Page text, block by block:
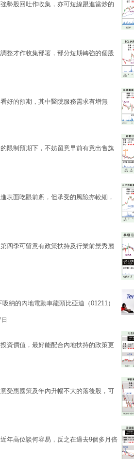
勢股回吐作收集，亦可短線跟進當炒的
整才作收集部署，部分短期轉強的個股
好的預期，其中醫院服務需求有增無
限制預期下，不妨留意早前有意出售旗
表面吃眼前虧，但承受的風險亦較細，
四季可留意有政策扶持及行業前景秀麗
吸納的內地電動車龍頭比亞迪（01211）
資價值，最好能配合內地扶持的政策更
受惠國策及年內升幅不大的落後股，可
年高位談何容易，反之在過去9個多月倍